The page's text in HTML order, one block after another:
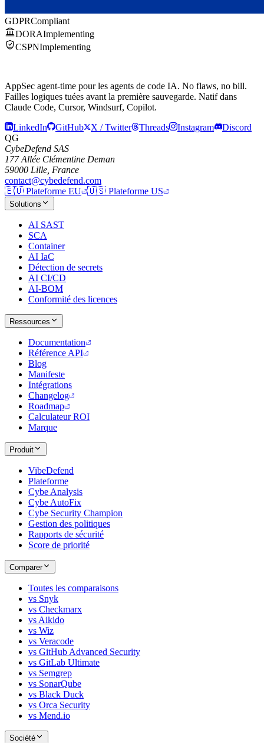
GDPRCompliant
DORAImplementing
CSPNImplementing
AppSec agent-time pour les agents de code IA. No flaws, no bill.
Failles logiques tuées avant la première sauvegarde. Natif dans
Claude Code, Cursor, Windsurf, Copilot.
LinkedIn
GitHub X / Twitter Threads Instagram
Discord
QG
CybeDefend SAS
177 Allée Clémentine Deman
59000 Lille, France
contact@cybedefend.com
🇪🇺 Plateforme EU 🇺🇸 Plateforme US
Solutions
AI SAST
SCA
Container
AI IaC
Détection de secrets
AI CI/CD
AI-BOM
Conformité des licences
Ressources
Documentation
Référence API
Blog
Manifeste
Intégrations
Changelog
Roadmap
Calculateur ROI
Marque
Produit
VibeDefend
Plateforme
Cybe Analysis
Cybe AutoFix
Cybe Security Champion
Gestion des politiques
Rapports de sécurité
Score de priorité
Comparer
Toutes les comparaisons
vs Snyk
vs Checkmarx
vs Aikido
vs Wiz
vs Veracode
vs GitHub Advanced Security
vs GitLab Ultimate
vs Semgrep
vs SonarQube
vs Black Duck
vs Orca Security
vs Mend.io
Société